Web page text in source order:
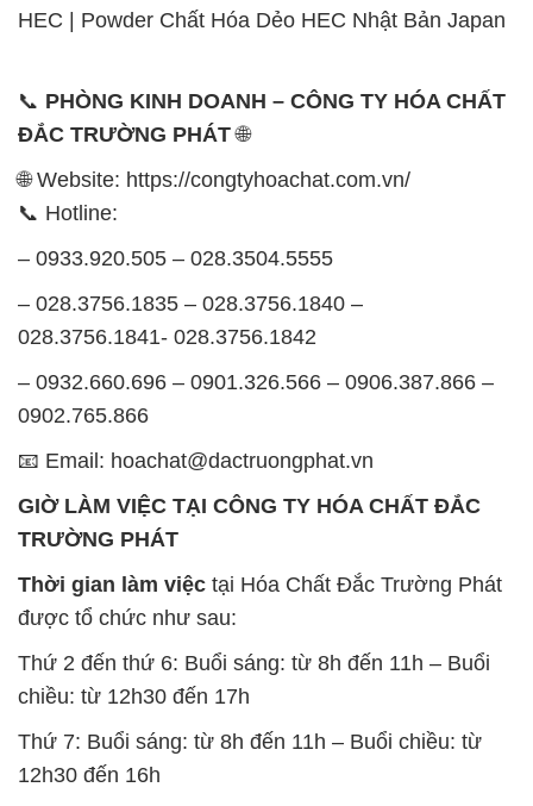
HEC | Powder Chất Hóa Dẻo HEC Nhật Bản Japan
📞 PHÒNG KINH DOANH – CÔNG TY HÓA CHẤT
ĐẮC TRƯỜNG PHÁT🌐
🌐 Website: https://congtyhoachat.com.vn/
📞 Hotline:
– 0933.920.505 – 028.3504.5555
– 028.3756.1835 – 028.3756.1840 –
028.3756.1841- 028.3756.1842
– 0932.660.696 – 0901.326.566 – 0906.387.866 –
0902.765.866
📧 Email: hoachat@dactruongphat.vn
GIỜ LÀM VIỆC TẠI CÔNG TY HÓA CHẤT ĐẮC
TRƯỜNG PHÁT
Thời gian làm việc tại Hóa Chất Đắc Trường Phát
được tổ chức như sau:
Thứ 2 đến thứ 6: Buổi sáng: từ 8h đến 11h – Buổi
chiều: từ 12h30 đến 17h
Thứ 7: Buổi sáng: từ 8h đến 11h – Buổi chiều: từ
12h30 đến 16h